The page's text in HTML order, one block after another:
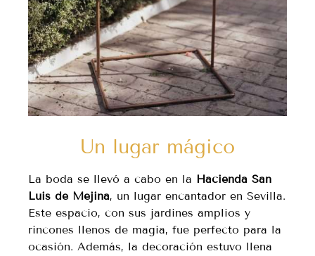
Un lugar mágico
La boda se llevó a cabo en la Hacienda San
Luis de Mejina, un lugar encantador en Sevilla.
Este espacio, con sus jardines amplios y
rincones llenos de magia, fue perfecto para la
ocasión. Además, la decoración estuvo llena